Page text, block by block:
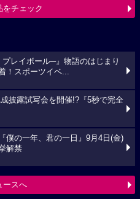
をチェック
プレイボール─』物語のはじまり
！スポーツイベ...
披露試写会を開催!?『5秒で完全
僕の一年、君の一日』9月4日(金)
解禁
ースへ